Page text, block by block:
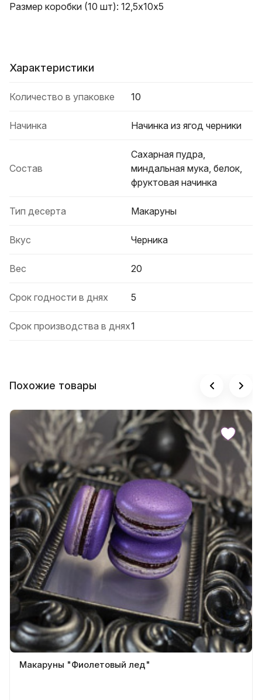
Размер коробки (10 шт): 12,5х10х5
Характеристики
Количество в упаковке 10
Начинка Начинка из ягод черники
Состав
Сахарная пудра,
миндальная мука, белок,
фруктовая начинка
Тип десерта Макаруны
Вкус Черника
Вес 20
Срок годности в днях 5
Срок производства в днях1
Похожие товары
Макаруны "Фиолетовый лед"